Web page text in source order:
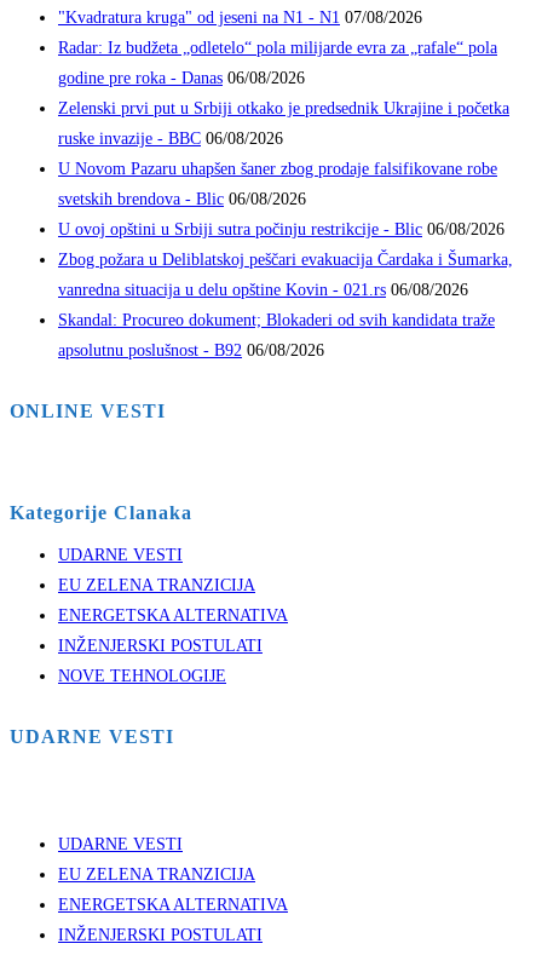
"Kvadratura kruga" od jeseni na N1 - N1 07/08/2026
Radar: Iz budžeta „odletelo“ pola milijarde evra za „rafale“ pola
godine pre roka - Danas 06/08/2026
Zelenski prvi put u Srbiji otkako je predsednik Ukrajine i početka
ruske invazije - BBC 06/08/2026
U Novom Pazaru uhapšen šaner zbog prodaje falsifikovane robe
svetskih brendova - Blic 06/08/2026
U ovoj opštini u Srbiji sutra počinju restrikcije - Blic 06/08/2026
Zbog požara u Deliblatskoj peščari evakuacija Čardaka i Šumarka,
vanredna situacija u delu opštine Kovin - 021.rs 06/08/2026
Skandal: Procureo dokument; Blokaderi od svih kandidata traže
apsolutnu poslušnost - B92 06/08/2026
ONLINE VESTI
Kategorije Clanaka
UDARNE VESTI
EU ZELENA TRANZICIJA
ENERGETSKA ALTERNATIVA
INŽENJERSKI POSTULATI
NOVE TEHNOLOGIJE
UDARNE VESTI
UDARNE VESTI
EU ZELENA TRANZICIJA
ENERGETSKA ALTERNATIVA
INŽENJERSKI POSTULATI